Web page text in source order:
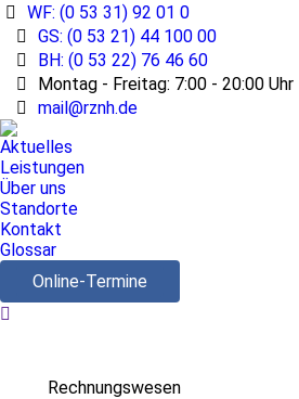
WF: (0 53 31) 92 01 0
GS: (0 53 21) 44 100 00
BH: (0 53 22) 76 46 60
Montag - Freitag: 7:00 - 20:00 Uhr
mail@rznh.de
Aktuelles
Leistungen
Über uns
Standorte
Kontakt
Glossar
Online-Termine
Search:
Rechnungswesen